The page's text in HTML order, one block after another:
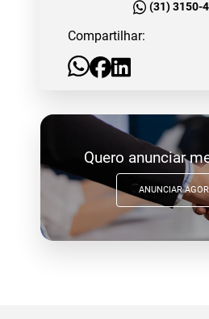
(31) 3150-
Compartilhar:
Quero anunciar
ANUNCIAR